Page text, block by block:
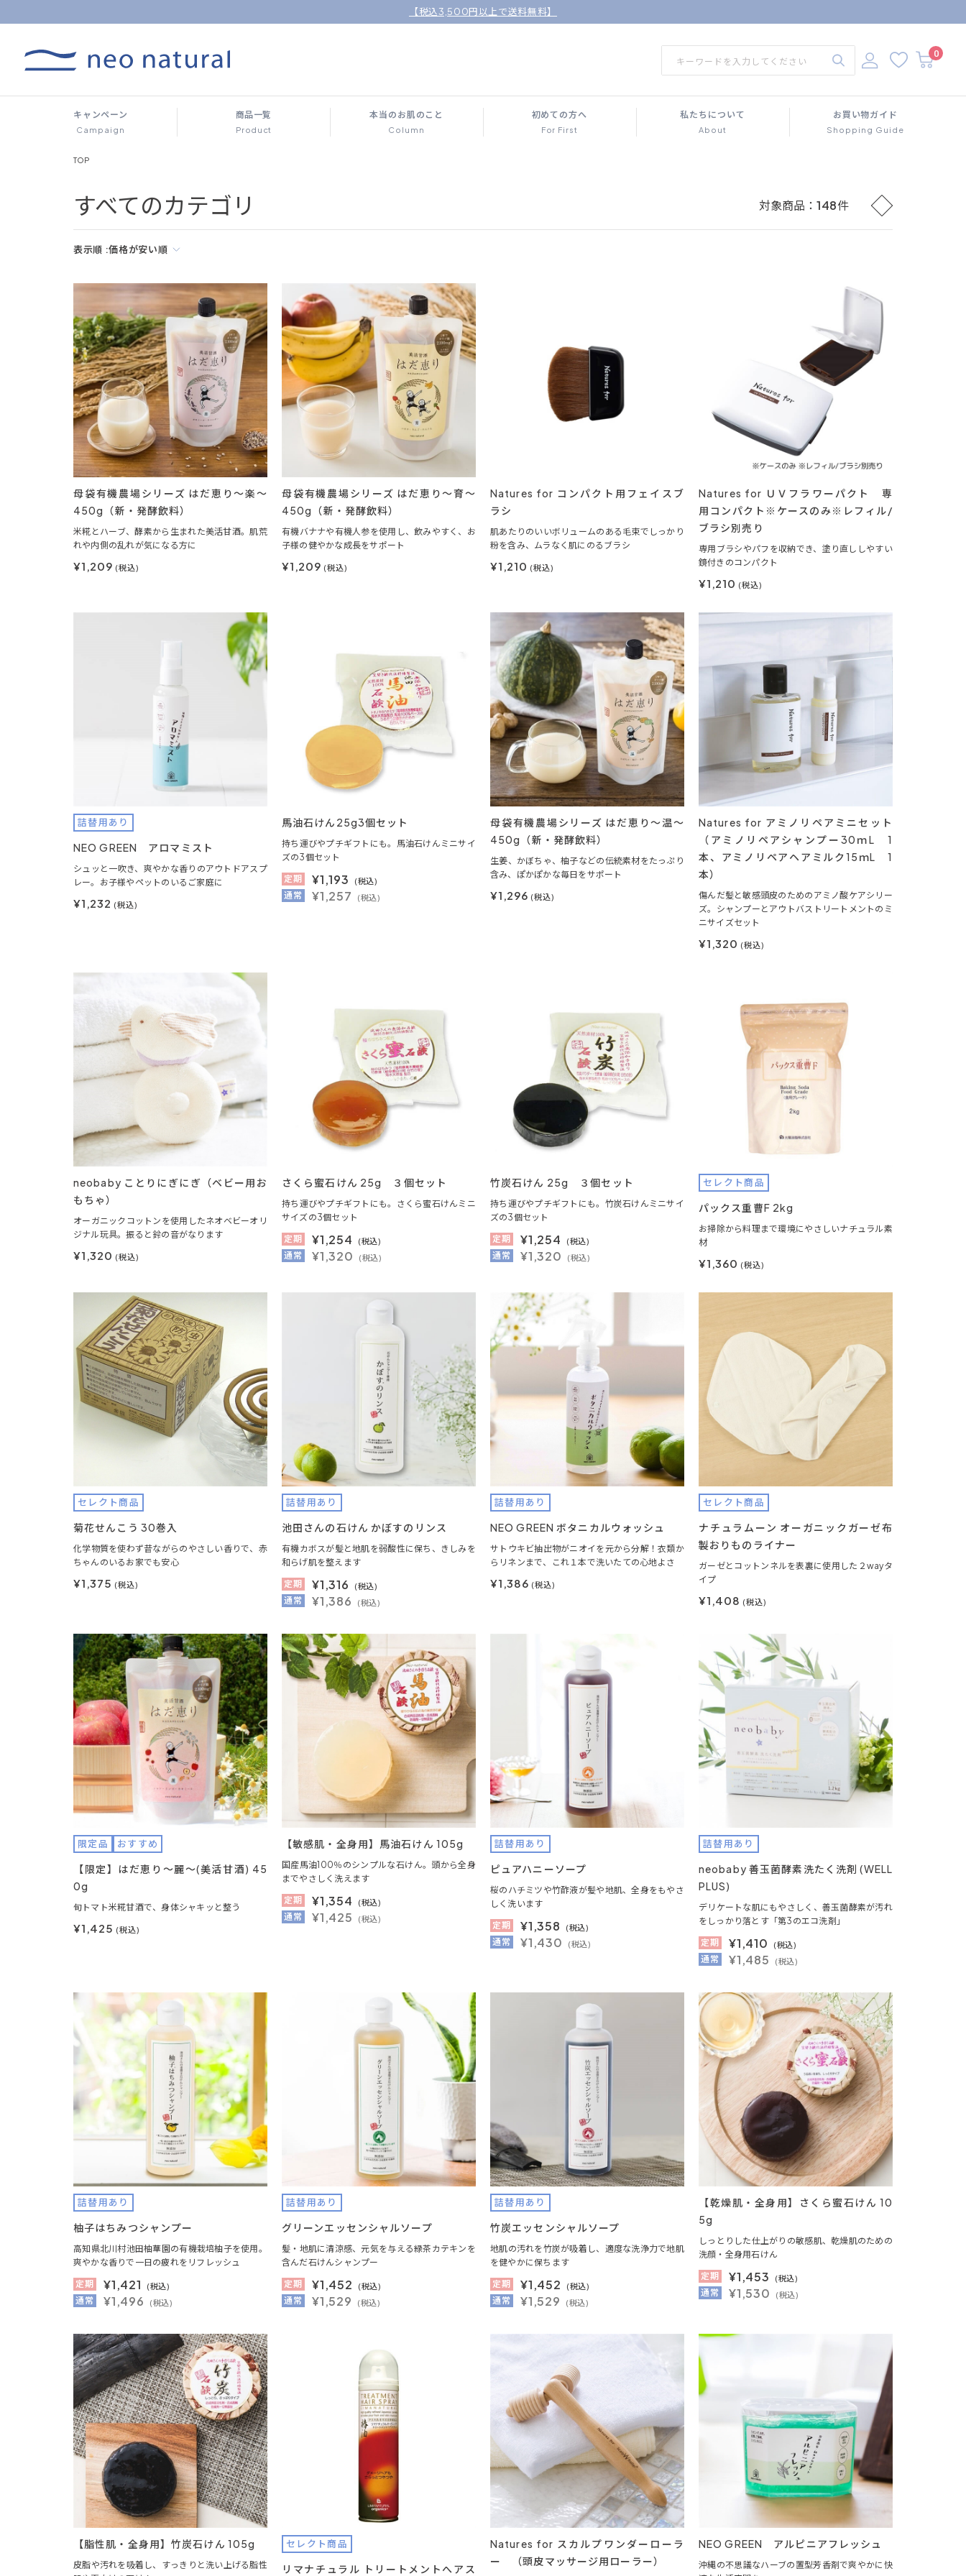
【税込3,500円以上で送料無料】
0
キャンペーン
Campaign
商品一覧
Product
本当のお肌のこと
Column
初めての方へ
For First
私たちについて
About
お買い物ガイド
Shopping Guide
TOP
すべてのカテゴリ 対象商品： 148件
表示順 :価格が安い順
母袋有機農場シリーズ はだ恵り～楽～
450g（新・発酵飲料）
米糀とハーブ、酵素から生まれた美活甘酒。肌荒
れや内側の乱れが気になる方に
¥1,209 (税込)
母袋有機農場シリーズ はだ恵り～育～
450g（新・発酵飲料）
有機バナナや有機人参を使用し、飲みやすく、お
子様の健やかな成長をサポート
¥1,209 (税込)
Natures for コンパクト用フェイスブ
ラシ
肌あたりのいいボリュームのある毛束でしっかり
粉を含み、ムラなく肌にのるブラシ
¥1,210 (税込)
Natures for ＵＶフラワーパクト 専
用コンパクト※ケースのみ※レフィル/
ブラシ別売り
専用ブラシやパフを収納でき、塗り直ししやすい
鏡付きのコンパクト
¥1,210 (税込)
詰替用あり
NEO GREEN アロマミスト
シュッと一吹き、爽やかな香りのアウトドアスプ
レー。お子様やペットのいるご家庭に
¥1,232 (税込)
馬油石けん25g3個セット
持ち運びやプチギフトにも。馬油石けんミニサイ
ズの3個セット
定期
¥1,193 (税込)
通常 ¥1,257 (税込)
母袋有機農場シリーズ はだ恵り～温～
450g（新・発酵飲料）
生姜、かぼちゃ、柚子などの伝統素材をたっぷり
含み、ぽかぽかな毎日をサポート
¥1,296 (税込)
Natures for アミノリペアミニセット
（アミノリペアシャンプー30ｍL 1
本、アミノリペアヘアミルク15ｍL 1
本）
傷んだ髪と敏感頭皮のためのアミノ酸ケアシリー
ズ。シャンプーとアウトバストリートメントのミ
ニサイズセット
¥1,320 (税込)
neobaby ことりにぎにぎ（ベビー用お
もちゃ）
オーガニックコットンを使用したネオベビーオリ
ジナル玩具。振ると鈴の音がなります
¥1,320 (税込)
さくら蜜石けん 25g ３個セット
持ち運びやプチギフトにも。さくら蜜石けんミニ
サイズの3個セット
定期
¥1,254 (税込)
通常 ¥1,320 (税込)
竹炭石けん 25g ３個セット
持ち運びやプチギフトにも。竹炭石けんミニサイ
ズの3個セット
定期
¥1,254 (税込)
通常 ¥1,320 (税込)
セレクト商品
パックス重曹F 2kg
お掃除から料理まで環境にやさしいナチュラル素
材
¥1,360 (税込)
セレクト商品
菊花せんこう 30巻入
化学物質を使わず昔ながらのやさしい香りで、赤
ちゃんのいるお家でも安心
¥1,375 (税込)
詰替用あり
池田さんの石けん かぼすのリンス
有機カボスが髪と地肌を弱酸性に保ち、きしみを
和らげ肌を整えます
定期
¥1,316 (税込)
通常 ¥1,386 (税込)
詰替用あり
NEO GREEN ボタニカルウォッシュ
サトウキビ抽出物がニオイを元から分解！衣類か
らリネンまで、これ１本で洗いたての心地よさ
¥1,386 (税込)
セレクト商品
ナチュラムーン オーガニックガーゼ布
製おりものライナー
ガーゼとコットンネルを表裏に使用した２wayタ
イプ
¥1,408 (税込)
限定品 おすすめ
【限定】はだ恵り～麗～(美活甘酒) 45
0g
旬トマト米糀甘酒で、身体シャキッと整う
¥1,425 (税込)
【敏感肌・全身用】馬油石けん 105g
国産馬油100％のシンプルな石けん。頭から全身
までやさしく洗えます
定期
¥1,354 (税込)
通常 ¥1,425 (税込)
詰替用あり
ピュアハニーソープ
桜のハチミツや竹酢液が髪や地肌、全身をもやさ
しく洗います
定期
¥1,358 (税込)
通常 ¥1,430 (税込)
詰替用あり
neobaby 善玉菌酵素洗たく洗剤 (WELL
PLUS)
デリケートな肌にもやさしく、善玉菌酵素が汚れ
をしっかり落とす「第3のエコ洗剤」
定期
¥1,410 (税込)
通常 ¥1,485 (税込)
詰替用あり
柚子はちみつシャンプー
高知県北川村池田柚華園の有機栽培柚子を使用。
爽やかな香りで一日の疲れをリフレッシュ
定期
¥1,421 (税込)
通常 ¥1,496 (税込)
詰替用あり
グリーンエッセンシャルソープ
髪・地肌に清涼感、元気を与える緑茶カテキンを
含んだ石けんシャンプー
定期
¥1,452 (税込)
通常 ¥1,529 (税込)
詰替用あり
竹炭エッセンシャルソープ
地肌の汚れを竹炭が吸着し、適度な洗浄力で地肌
を健やかに保ちます
定期
¥1,452 (税込)
通常 ¥1,529 (税込)
【乾燥肌・全身用】さくら蜜石けん 10
5g
しっとりした仕上がりの敏感肌、乾燥肌のための
洗顔・全身用石けん
定期
¥1,453 (税込)
通常 ¥1,530 (税込)
【脂性肌・全身用】竹炭石けん 105g
皮脂や汚れを吸着し、すっきりと洗い上げる脂性
セレクト商品
リマナチュラル トリートメントへアス
Natures for スカルプワンダーローラ
ー （頭皮マッサージ用ローラー）
NEO GREEN アルピニアフレッシュ
沖縄の不思議なハーブの置型芳香剤で爽やかに快